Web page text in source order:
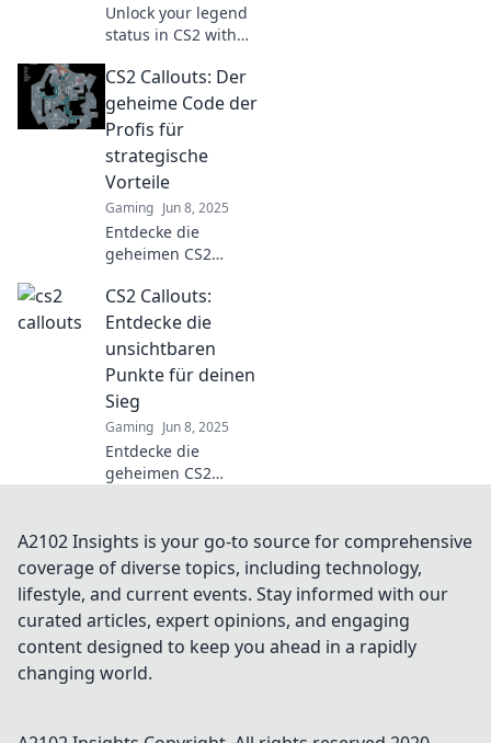
Unlock your legend
status in CS2 with
callouts! Master the
map and dominate
your matches like
CS2 Callouts: Der
geheime Code der
Profis für
strategische
Vorteile
Gaming Jun 8, 2025
Entdecke die
geheimen CS2
und erlange
strategische Vorteile
im Spiel! Verpasse
entscheidenden
Tipps!
CS2 Callouts:
Entdecke die
unsichtbaren
Punkte für deinen
Sieg
Gaming Jun 8, 2025
Entdecke die
geheimen CS2
besser, besiege deine
Gegner und
dominiere das Spiel!
A2102 Insights is your go-to source for comprehensive
coverage of diverse topics, including technology,
lifestyle, and current events. Stay informed with our
curated articles, expert opinions, and engaging
content designed to keep you ahead in a rapidly
changing world.